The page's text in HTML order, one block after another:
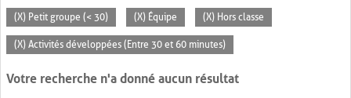
(X) Petit groupe (< 30) (X) Équipe (X) Hors classe
(X) Activités développées (Entre 30 et 60 minutes)
Votre recherche n'a donné aucun résultat